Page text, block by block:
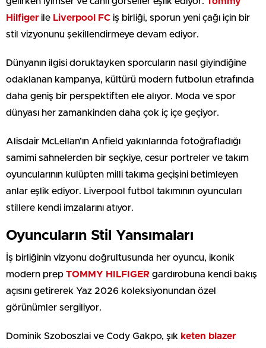
Hilfiger ile Liverpool FC iş birliği, sporun yeni çağı için bir
stil vizyonunu şekillendirmeye devam ediyor.
Dünyanın ilgisi doruktayken sporcuların nasıl giyindiğine
odaklanan kampanya, kültürü modern futbolun etrafında
daha geniş bir perspektiften ele alıyor. Moda ve spor
dünyası her zamankinden daha çok iç içe geçiyor.
Alisdair McLellan’ın Anfield yakınlarında fotoğrafladığı
samimi sahnelerden bir seçkiye, cesur portreler ve takım
oyuncularının kulüpten milli takıma geçişini betimleyen
anlar eşlik ediyor. Liverpool futbol takımının oyuncuları
stillere kendi imzalarını atıyor.
Oyuncuların Stil Yansımaları
İş birliğinin vizyonu doğrultusunda her oyuncu, ikonik
modern prep TOMMY HILFIGER gardırobuna kendi bakış
açısını getirerek Yaz 2026 koleksiyonundan özel
görünümler sergiliyor.
Dominik Szoboszlai ve Cody Gakpo, şık keten blazer